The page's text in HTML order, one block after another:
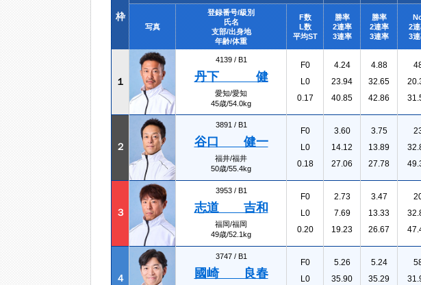
枠
写真
登録番号/級別
氏名
支部/出身地
年齢/体重
F数
L数
平均ST
勝率
2連率
3連率
勝率
2連率
3連率
2
3
１
4139 / B1
丹下 健
愛知/愛知
45歳/54.0kg
F0
L0
0.17
4.24
23.94
40.85
4.88
32.65
42.86
２
3891 / B1
谷口 健一
福井/福井
50歳/55.4kg
F0
L0
0.18
3.60
14.12
27.06
3.75
13.89
27.78
３
3953 / B1
志道 吉和
福岡/福岡
49歳/52.1kg
F0
L0
0.20
2.73
7.69
19.23
3.47
13.33
26.67
４
3747 / B1
國崎 良春
F0
L0
5.26
35.90
5.24
35.29